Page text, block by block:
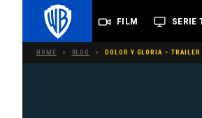
FILM SERIE
HOME > BLOG > DOLOR Y GLORIA –